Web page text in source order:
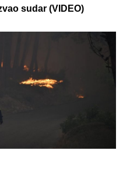
sudar (VIDEO)